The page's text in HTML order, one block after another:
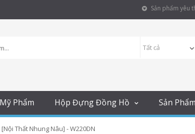
Sản phẩm yêu
Phẩm Hộp Đựng Đồng Hồ Sản Phẩm
Thất Nhung Nâu] - W220DN